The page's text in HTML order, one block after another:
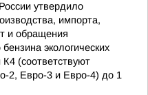
утвердило
импорта,
и обращения
экологических
(соответствуют
2, Евро-3 и Евро-4) до 1